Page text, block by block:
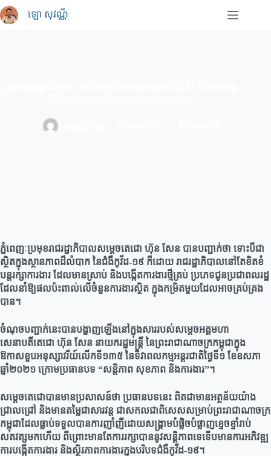
Skip
to
content
ឡោ សុវណ្ណី
ភ្នំពេញៈប្រមុខរាជរដ្ឋាភិបាលសម្តេចតេជោ ហ៊ុន សែន បានបញ្ជាក់ថា ទោះបីជា
ស្ថិតក្នុងស្ថានភាពដ៏លំបាក នៃជំងឺកូវីដ-១៩ ក៏ដោយ រាជរដ្ឋាភិបាលនៅតែខិតខំ
បន្តរក្សាការងារ ដែលមានស្រាប់ និងបង្កើតការងារថ្មីគ្រប់ ប្រភេទជូនប្រជាពលរដ្ឋ
ដែលនាំឱ្យផលប៉ះពាល់លើចំនួនការងារស្ថិត ក្នុងកម្រិតមួយដែលអាចគ្រប់គ្រង
បាន។
ចំណុចបញ្ជាក់នេះបានបង្ហាញឡើងនៅក្នុងសាររបស់សម្តេចអគ្គមហា
សេនាបតីតេជោ ហ៊ុន សែន នាយករដ្ឋមន្ត្រី នៃព្រះរាជាណាចក្រកម្ពុជាក្នុង
ឱកាសខួបអនុស្សាវរីយ៍លើកទី១៣៥ នៃទិវាពលកម្មអន្តរជាតិថ្ងៃទី១ ខែឧសភា
ឆ្នាំ២០២១ ក្រោមប្រធានបទ “សន្តិភាព សុខភាព និងការងារ”។
សម្តេចតេជោបានមានប្រសាសន៍ថា ប្រធានបទនេះ ពិតជាមានអត្ថន័យយ៉ាង
ជ្រាលជ្រៅ និងមានតម្លៃជាសារវន្ត ជាសកលជាពិសេសសម្រាប់ព្រះរាជាណាចក្រ
កម្ពុជាដែលធ្លាប់ទទួលបានការញាំញីដោយសង្គ្រាមបំផ្លិចបំផ្លាញខ្ទេចខ្ទាំរាប់
សតវត្សមកហើយ ពីព្រោះមានតែការរក្សាបាននូវសន្តិភាពទេទើបមានការអភិវឌ្ឍ
ការបង្កើតការងារ និងស្ថិរភាពការងារក្នុងបរិបទជំងឺកូវីដ-១៩។